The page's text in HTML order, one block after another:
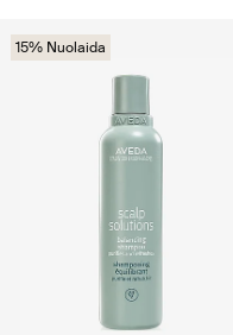
15% Nuolaida